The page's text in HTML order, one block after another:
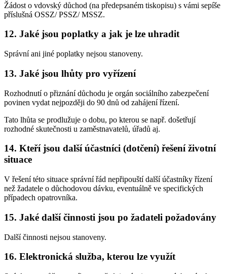
Žádost o vdovský důchod (na předepsaném tiskopisu) s vámi sepíše
příslušná OSSZ/ PSSZ/ MSSZ.
12. Jaké jsou poplatky a jak je lze uhradit
Správní ani jiné poplatky nejsou stanoveny.
13. Jaké jsou lhůty pro vyřízení
Rozhodnutí o přiznání důchodu je orgán sociálního zabezpečení
povinen vydat nejpozději do 90 dnů od zahájení řízení.
Tato lhůta se prodlužuje o dobu, po kterou se např. došetřují
rozhodné skutečnosti u zaměstnavatelů, úřadů aj.
14. Kteří jsou další účastníci (dotčení) řešení životní
situace
V řešení této situace správní řád nepřipouští další účastníky řízení
než žadatele o důchodovou dávku, eventuálně ve specifických
případech opatrovníka.
15. Jaké další činnosti jsou po žadateli požadovány
Další činnosti nejsou stanoveny.
16. Elektronická služba, kterou lze využít